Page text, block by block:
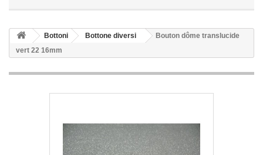
Bottoni Bottone diversi
Bouton dôme translucide
vert 22 16mm